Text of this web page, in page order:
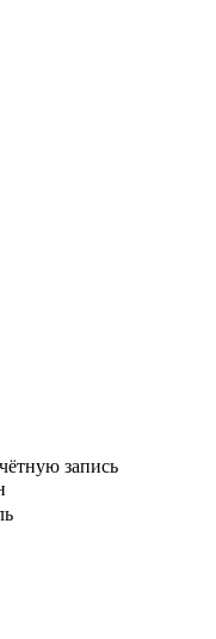
запись